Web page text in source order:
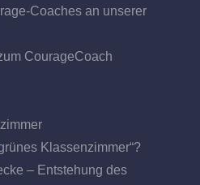
Coaches an unserer
CourageCoach
Klassenzimmer“?
– Entstehung des